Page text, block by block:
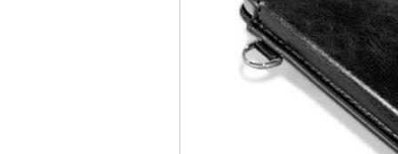
Bao da iPhone 5